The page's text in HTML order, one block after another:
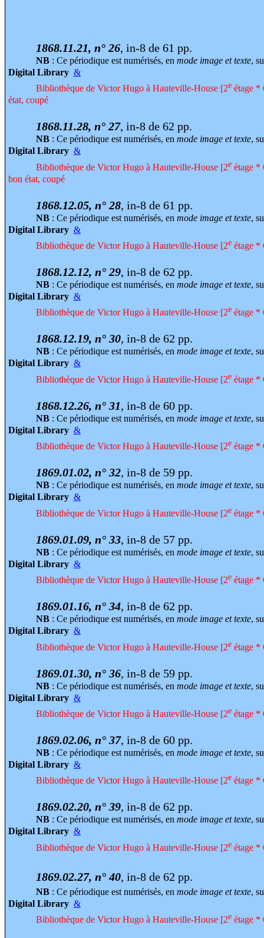
1868.11.21, n° 26, in-8 de 61 pp.
NB: Ce périodique est numérisés, en mode image et texte,
Digital Library &
Bibliothèque de Victor Hugo à Hauteville-House [2eétage *
état, coupé
1868.11.28, n° 27, in-8 de 62 pp.
NB: Ce périodique est numérisés, en mode image et texte,
Digital Library &
Bibliothèque de Victor Hugo à Hauteville-House [2eétage *
bon état, coupé
1868.12.05, n° 28, in-8 de 61 pp.
NB: Ce périodique est numérisés, en mode image et texte,
Digital Library &
Bibliothèque de Victor Hugo à Hauteville-House [2eétage *
1868.12.12, n° 29, in-8 de 62 pp.
NB: Ce périodique est numérisés, en mode image et texte,
Digital Library &
Bibliothèque de Victor Hugo à Hauteville-House [2eétage *
1868.12.19, n° 30, in-8 de 62 pp.
NB: Ce périodique est numérisés, en mode image et texte,
Digital Library &
Bibliothèque de Victor Hugo à Hauteville-House [2eétage *
1868.12.26, n° 31, in-8 de 60 pp.
NB: Ce périodique est numérisés, en mode image et texte,
Digital Library &
Bibliothèque de Victor Hugo à Hauteville-House [2eétage *
1869.01.02, n° 32, in-8 de 59 pp.
NB: Ce périodique est numérisés, en mode image et texte,
Digital Library &
Bibliothèque de Victor Hugo à Hauteville-House [2eétage *
1869.01.09, n° 33, in-8 de 57 pp.
NB: Ce périodique est numérisés, en mode image et texte,
Digital Library &
Bibliothèque de Victor Hugo à Hauteville-House [2eétage *
1869.01.16, n° 34, in-8 de 62 pp.
NB: Ce périodique est numérisés, en mode image et texte,
Digital Library &
Bibliothèque de Victor Hugo à Hauteville-House [2eétage *
1869.01.30, n° 36, in-8 de 59 pp.
NB: Ce périodique est numérisés, en mode image et texte,
Digital Library &
Bibliothèque de Victor Hugo à Hauteville-House [2eétage *
1869.02.06, n° 37, in-8 de 60 pp.
NB: Ce périodique est numérisés, en mode image et texte,
Digital Library &
Bibliothèque de Victor Hugo à Hauteville-House [2eétage *
1869.02.20, n° 39, in-8 de 62 pp.
NB: Ce périodique est numérisés, en mode image et texte,
Digital Library &
Bibliothèque de Victor Hugo à Hauteville-House [2eétage *
1869.02.27, n° 40, in-8 de 62 pp.
NB: Ce périodique est numérisés, en mode image et texte,
Digital Library &
Bibliothèque de Victor Hugo à Hauteville-House [2eétage *